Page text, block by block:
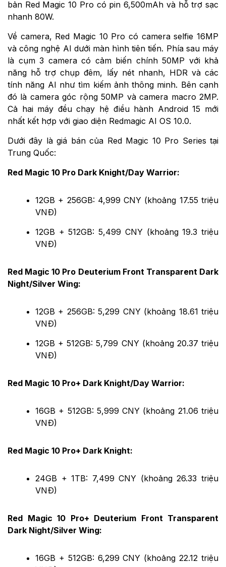
bản Red Magic 10 Pro có pin 6,500mAh và hỗ trợ sạc
nhanh 80W.
Về camera, Red Magic 10 Pro có camera selfie 16MP
và công nghệ AI dưới màn hình tiên tiến. Phía sau máy
là cụm 3 camera có cảm biến chính 50MP với khả
năng hỗ trợ chụp đêm, lấy nét nhanh, HDR và các
tính năng AI như tìm kiếm ảnh thông minh. Bên cạnh
đó là camera góc rộng 50MP và camera macro 2MP.
Cả hai máy đều chạy hệ điều hành Android 15 mới
nhất kết hợp với giao diện Redmagic AI OS 10.0.
Dưới đây là giá bán của Red Magic 10 Pro Series tại
Trung Quốc:
Red Magic 10 Pro Dark Knight/Day Warrior:
12GB + 256GB: 4,999 CNY (khoảng 17.55 triệu
VNĐ)
12GB + 512GB: 5,499 CNY (khoảng 19.3 triệu
VNĐ)
Red Magic 10 Pro Deuterium Front Transparent Dark
Night/Silver Wing:
12GB + 256GB: 5,299 CNY (khoảng 18.61 triệu
VNĐ)
12GB + 512GB: 5,799 CNY (khoảng 20.37 triệu
VNĐ)
Red Magic 10 Pro+ Dark Knight/Day Warrior:
16GB + 512GB: 5,999 CNY (khoảng 21.06 triệu
VNĐ)
Red Magic 10 Pro+ Dark Knight:
24GB + 1TB: 7,499 CNY (khoảng 26.33 triệu
VNĐ)
Red Magic 10 Pro+ Deuterium Front Transparent
Dark Night/Silver Wing:
16GB + 512GB: 6,299 CNY (khoảng 22.12 triệu